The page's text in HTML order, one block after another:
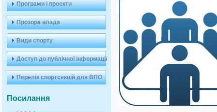
Програми і проекти
Прозора влада
Види спорту
Доступ до публічної інформації
Перелік спортсекцій для ВПО
Посилання